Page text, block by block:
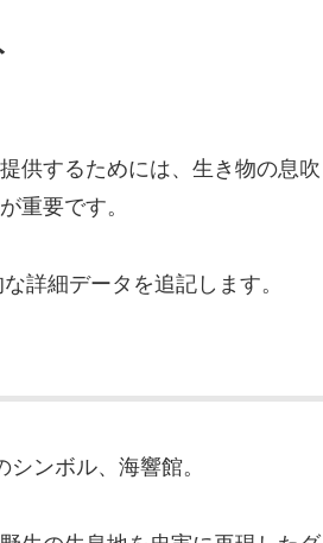
供するためには、生き物の息吹
重要です。
詳細データを追記します。
ンボル、海響館。